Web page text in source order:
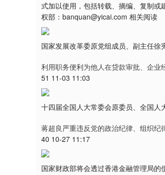
式加以使用，包括转载、摘编、复制
权部：banquan@yicai.com 相关阅读
国家发展改革委原党组成员、副主任徐
利用职务便利为他人在贷款审批、企业
51 11-03 11:03
十四届全国人大常委会原委员、全国人
蒋超良严重违反党的政治纪律、组织纪
40 10-27 11:17
国家财政部将会透过香港金融管理局